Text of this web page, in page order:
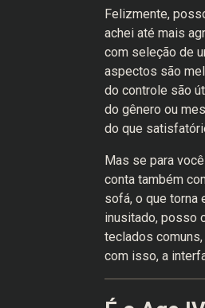
Felizmente,
achei até mais
com seleção de
aspectos são
do controle são
do gênero ou
do que
Mas se para
conta também
sofá, o que torna
inusitado, posso
teclados
com isso, a